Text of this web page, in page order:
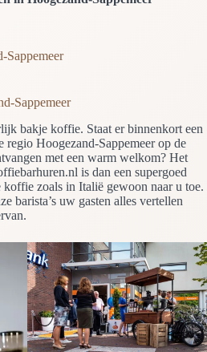
Sappemeer
Sappemeer
bakje koffie. Staat er binnenkort een
regio Hoogezand-Sappemeer op de
met een warm welkom? Het
is dan een supergoed
zoals in Italië gewoon naar u toe.
barista’s uw gasten alles vertellen